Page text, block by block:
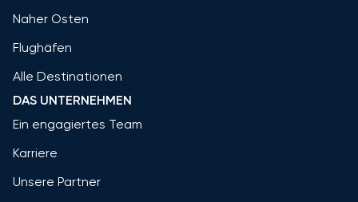
Naher Osten
Flughäfen
Alle Destinationen
DAS UNTERNEHMEN
Ein engagiertes Team
Karriere
Unsere Partner